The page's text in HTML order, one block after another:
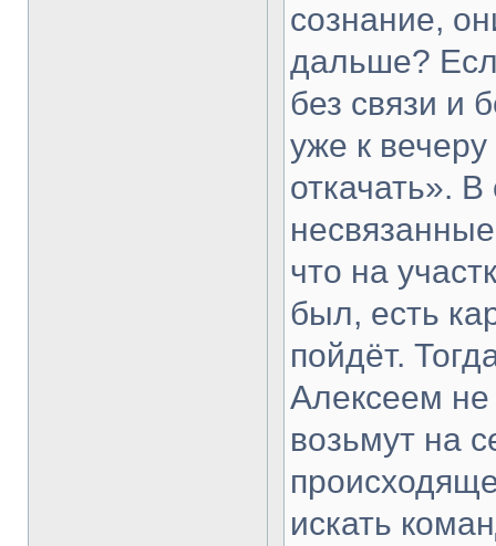
сознание,
дальше?
без связи и
уже к
откачать». В
что на
был, есть
пойдёт.
Алексеем
возьмут на
искать